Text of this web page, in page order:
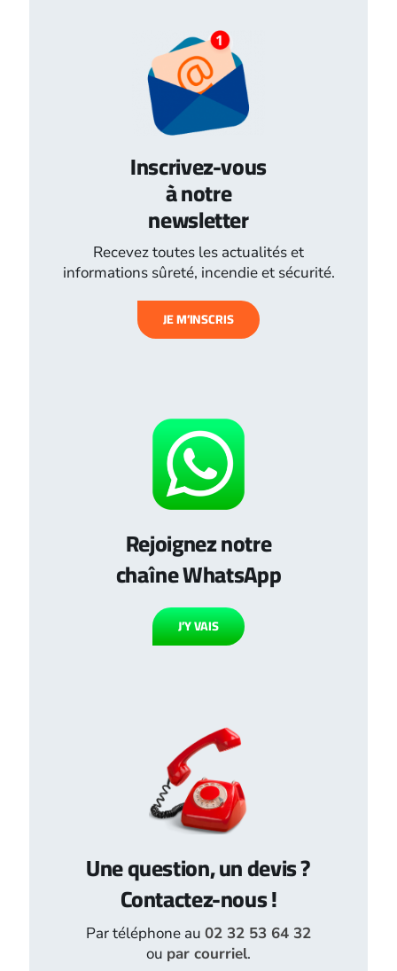
Inscrivez-vous
à notre
newsletter
Recevez toutes les actualités et
informations sûreté, incendie et sécurité.
JE M’INSCRIS
Rejoignez notre
chaîne WhatsApp
J’Y VAIS
Une question, un devis ?
Contactez-nous !
Par téléphone au 02 32 53 64 32
ou par courriel.